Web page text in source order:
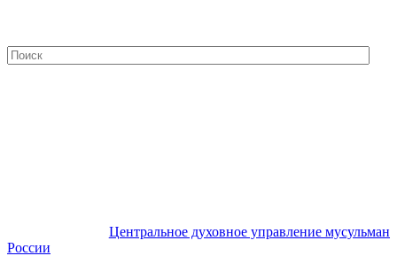
Центральное духовное управление мусульман
России